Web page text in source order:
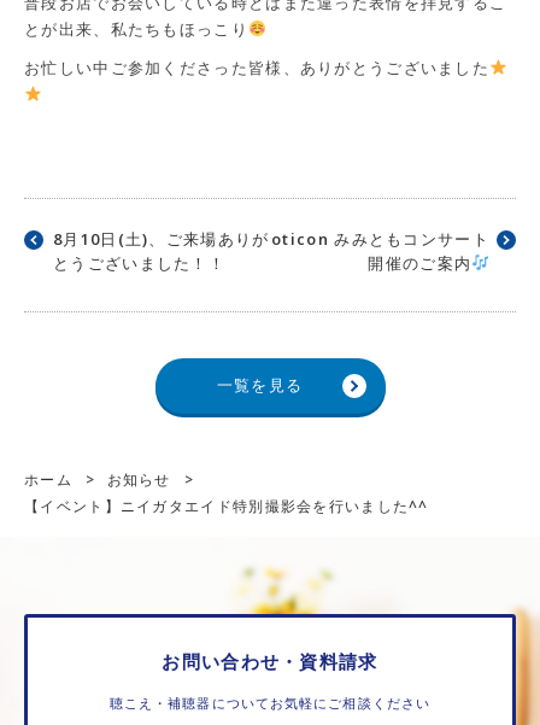
とが出来、私たちもほっこり
お忙しい中ご参加くださった皆様、ありがとうございました
8月10日(土)、ご来場ありが
とうございました！！
oticon みみともコンサート
開催のご案内
一覧を見る
ホーム > お知らせ
>
【イベント】ニイガタエイド特別撮影会を行いました^^
お問い合わせ・資料請求
聴こえ・補聴器についてお気軽にご相談ください